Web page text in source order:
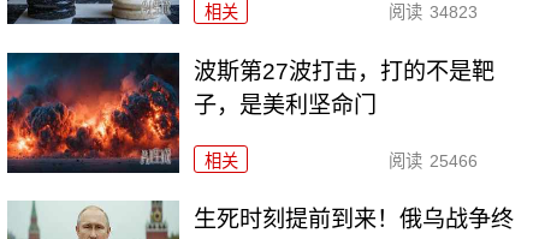
相关 阅读 34823
波斯第27波打击，打的不是靶
子，是美利坚命门
相关 阅读 25466
生死时刻提前到来！俄乌战争终